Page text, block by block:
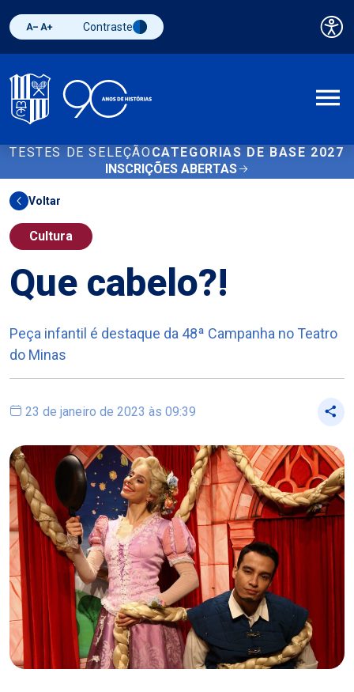
Diminuir fonte
Aumentar fonteAlternar contraste
Contraste
TESTES DE SELEÇÃO CATEGORIAS DE BASE 2027
INSCRIÇÕES ABERTAS
Voltar
Cultura
Que cabelo?!
Peça infantil é destaque da 48ª Campanha no Teatro
do Minas
23 de janeiro de 2023 às 09:39